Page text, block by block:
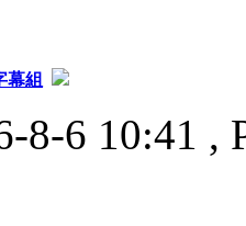
幕組
8-6 10:41 ,